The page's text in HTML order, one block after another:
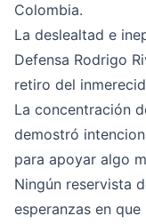
Colombia.
La deslealtad e
Defensa Rodrigo
retiro del
La concentración
demostró
para apoyar algo
Ningún reservista
esperanzas en